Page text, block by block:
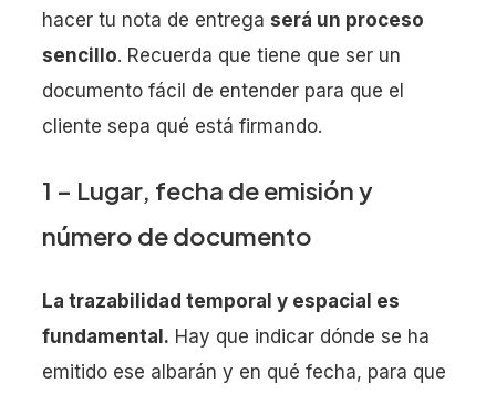
hacer tu nota de entrega será un proceso
sencillo. Recuerda que tiene que ser un
documento fácil de entender para que el
cliente sepa qué está firmando.
1 – Lugar, fecha de emisión y
número de documento
La trazabilidad temporal y espacial es
fundamental. Hay que indicar dónde se ha
emitido ese albarán y en qué fecha, para que